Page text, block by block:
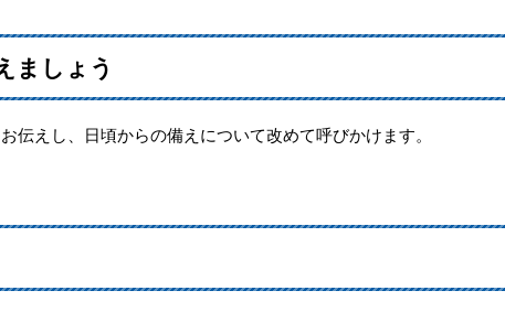
ましょう
伝えし、日頃からの備えについて改めて呼びかけます。